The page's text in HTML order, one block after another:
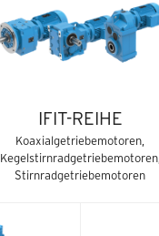
IFIT-REIHE
Koaxialgetriebemotoren,
Kegelstirnradgetriebemotoren,
Stirnradgetriebemotoren